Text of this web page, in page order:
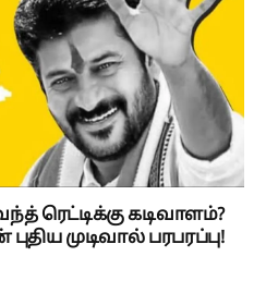
ரெட்டிக்கு கடிவாளம்?
முடிவால் பரபரப்பு!